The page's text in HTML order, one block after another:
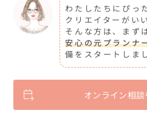
わたしたちにぴっ
クリエイターがい
そんな方は、まず
安心の元プランナ
備をスタートしま
オンライン相